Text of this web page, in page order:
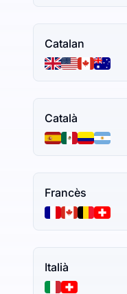
Catalan
Català
Francès
Italià